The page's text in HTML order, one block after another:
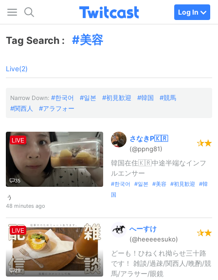
Log In
Tag Search : 美容
Live(2)
Narrow Down: 한국어 일본 初見歓迎 韓国
競馬
関西人
アラフォー
LIVE
35
ぅ
48 minutes ago
さなきP🇰🇷
(@ppng81)
韓国在住🇰🇷中途半端なインフ
ルエンサー
한국어 일본 美容 初見歓迎
韓
国
LIVE
29
へーすけ
(@heeeeesuko)
どーも！ひねくれ拗らせ三十路
です！ 雑談/過疎/関西人/晩酌/競
馬/アラサー/眼鏡